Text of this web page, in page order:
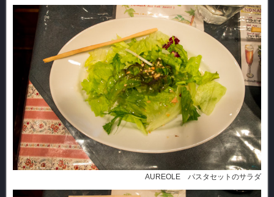
AUREOLE パスタセットのサラダ